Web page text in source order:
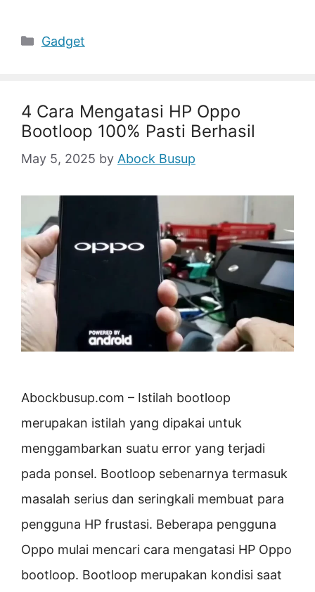
Categories
Gadget
4 Cara Mengatasi HP Oppo
Bootloop 100% Pasti Berhasil
May 5, 2025 by Abock Busup
Abockbusup.com – Istilah bootloop
merupakan istilah yang dipakai untuk
menggambarkan suatu error yang terjadi
pada ponsel. Bootloop sebenarnya termasuk
masalah serius dan seringkali membuat para
pengguna HP frustasi. Beberapa pengguna
Oppo mulai mencari cara mengatasi HP Oppo
bootloop. Bootloop merupakan kondisi saat